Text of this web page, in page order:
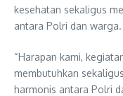
kesehatan sekaligus
antara Polri dan warga.
“Harapan kami,
membutuhkan
harmonis antara Polri